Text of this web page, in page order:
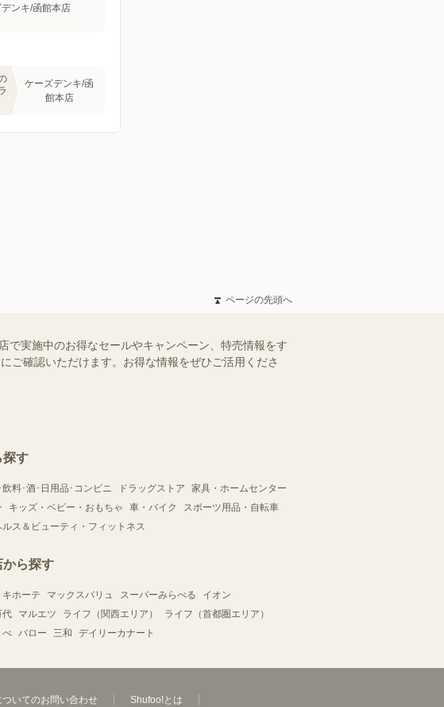
ンキ/函館本店
ケーズデンキ/函
館本店
ページの先頭へ
で実施中のお得なセールやキャンペーン、特売情報をす
ご確認いただけます。お得な情報をぜひご活用くださ
探す
料･酒･日用品･コンビニ ドラッグストア
家具・ホームセンター
キッズ・ベビー・おもちゃ 車・バイク
スポーツ用品・自転車
ルス＆ビューティ・フィットネス
から探す
キホーテ マックスバリュ スーパーみらべる
イオン
代 マルエツ ライフ（関西エリア）
ライフ（首都圏エリア）
べ バロー 三和 デイリーカナート
ついてのお問い合わせ Shufoo!とは